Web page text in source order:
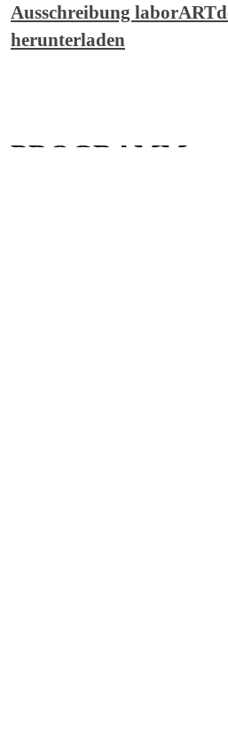
Ausschreibung
herunterladen
PROGRAMM -